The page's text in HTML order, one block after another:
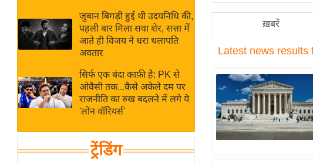
Live
News in
Hindi
News
अंतर्राष्ट्रीय
बिज़नेस
उद्योग
विशेषज्ञ
राय
खेल
क्रिकेट
जुबान बिगड़ी हुई थी उदयनिधि की,
पहली बार मिला सवा शेर, सत्ता में
आते ही विजय ने धरा थलापति
अवतार
सिर्फ एक बंदा काफ़ी है: PK से
ओवैसी तक...कैसे अकेले दम पर
राजनीति का रुख बदलने में लगे ये
'लोन वॉरियर्स'
ट्रेंडिंग
ख़बरें
Latest news results